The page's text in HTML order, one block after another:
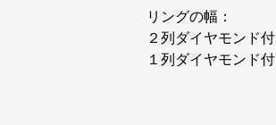
リングの幅：
２列ダイヤモンド
１列ダイヤモンド